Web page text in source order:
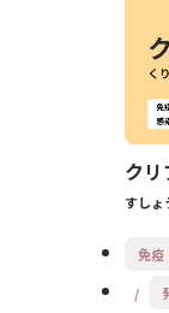
ク
すしょ
免疫